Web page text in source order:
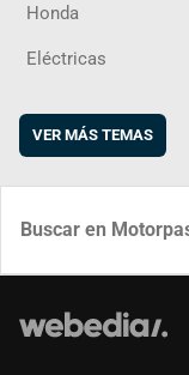
Honda
Eléctricas
VER MÁS TEMAS